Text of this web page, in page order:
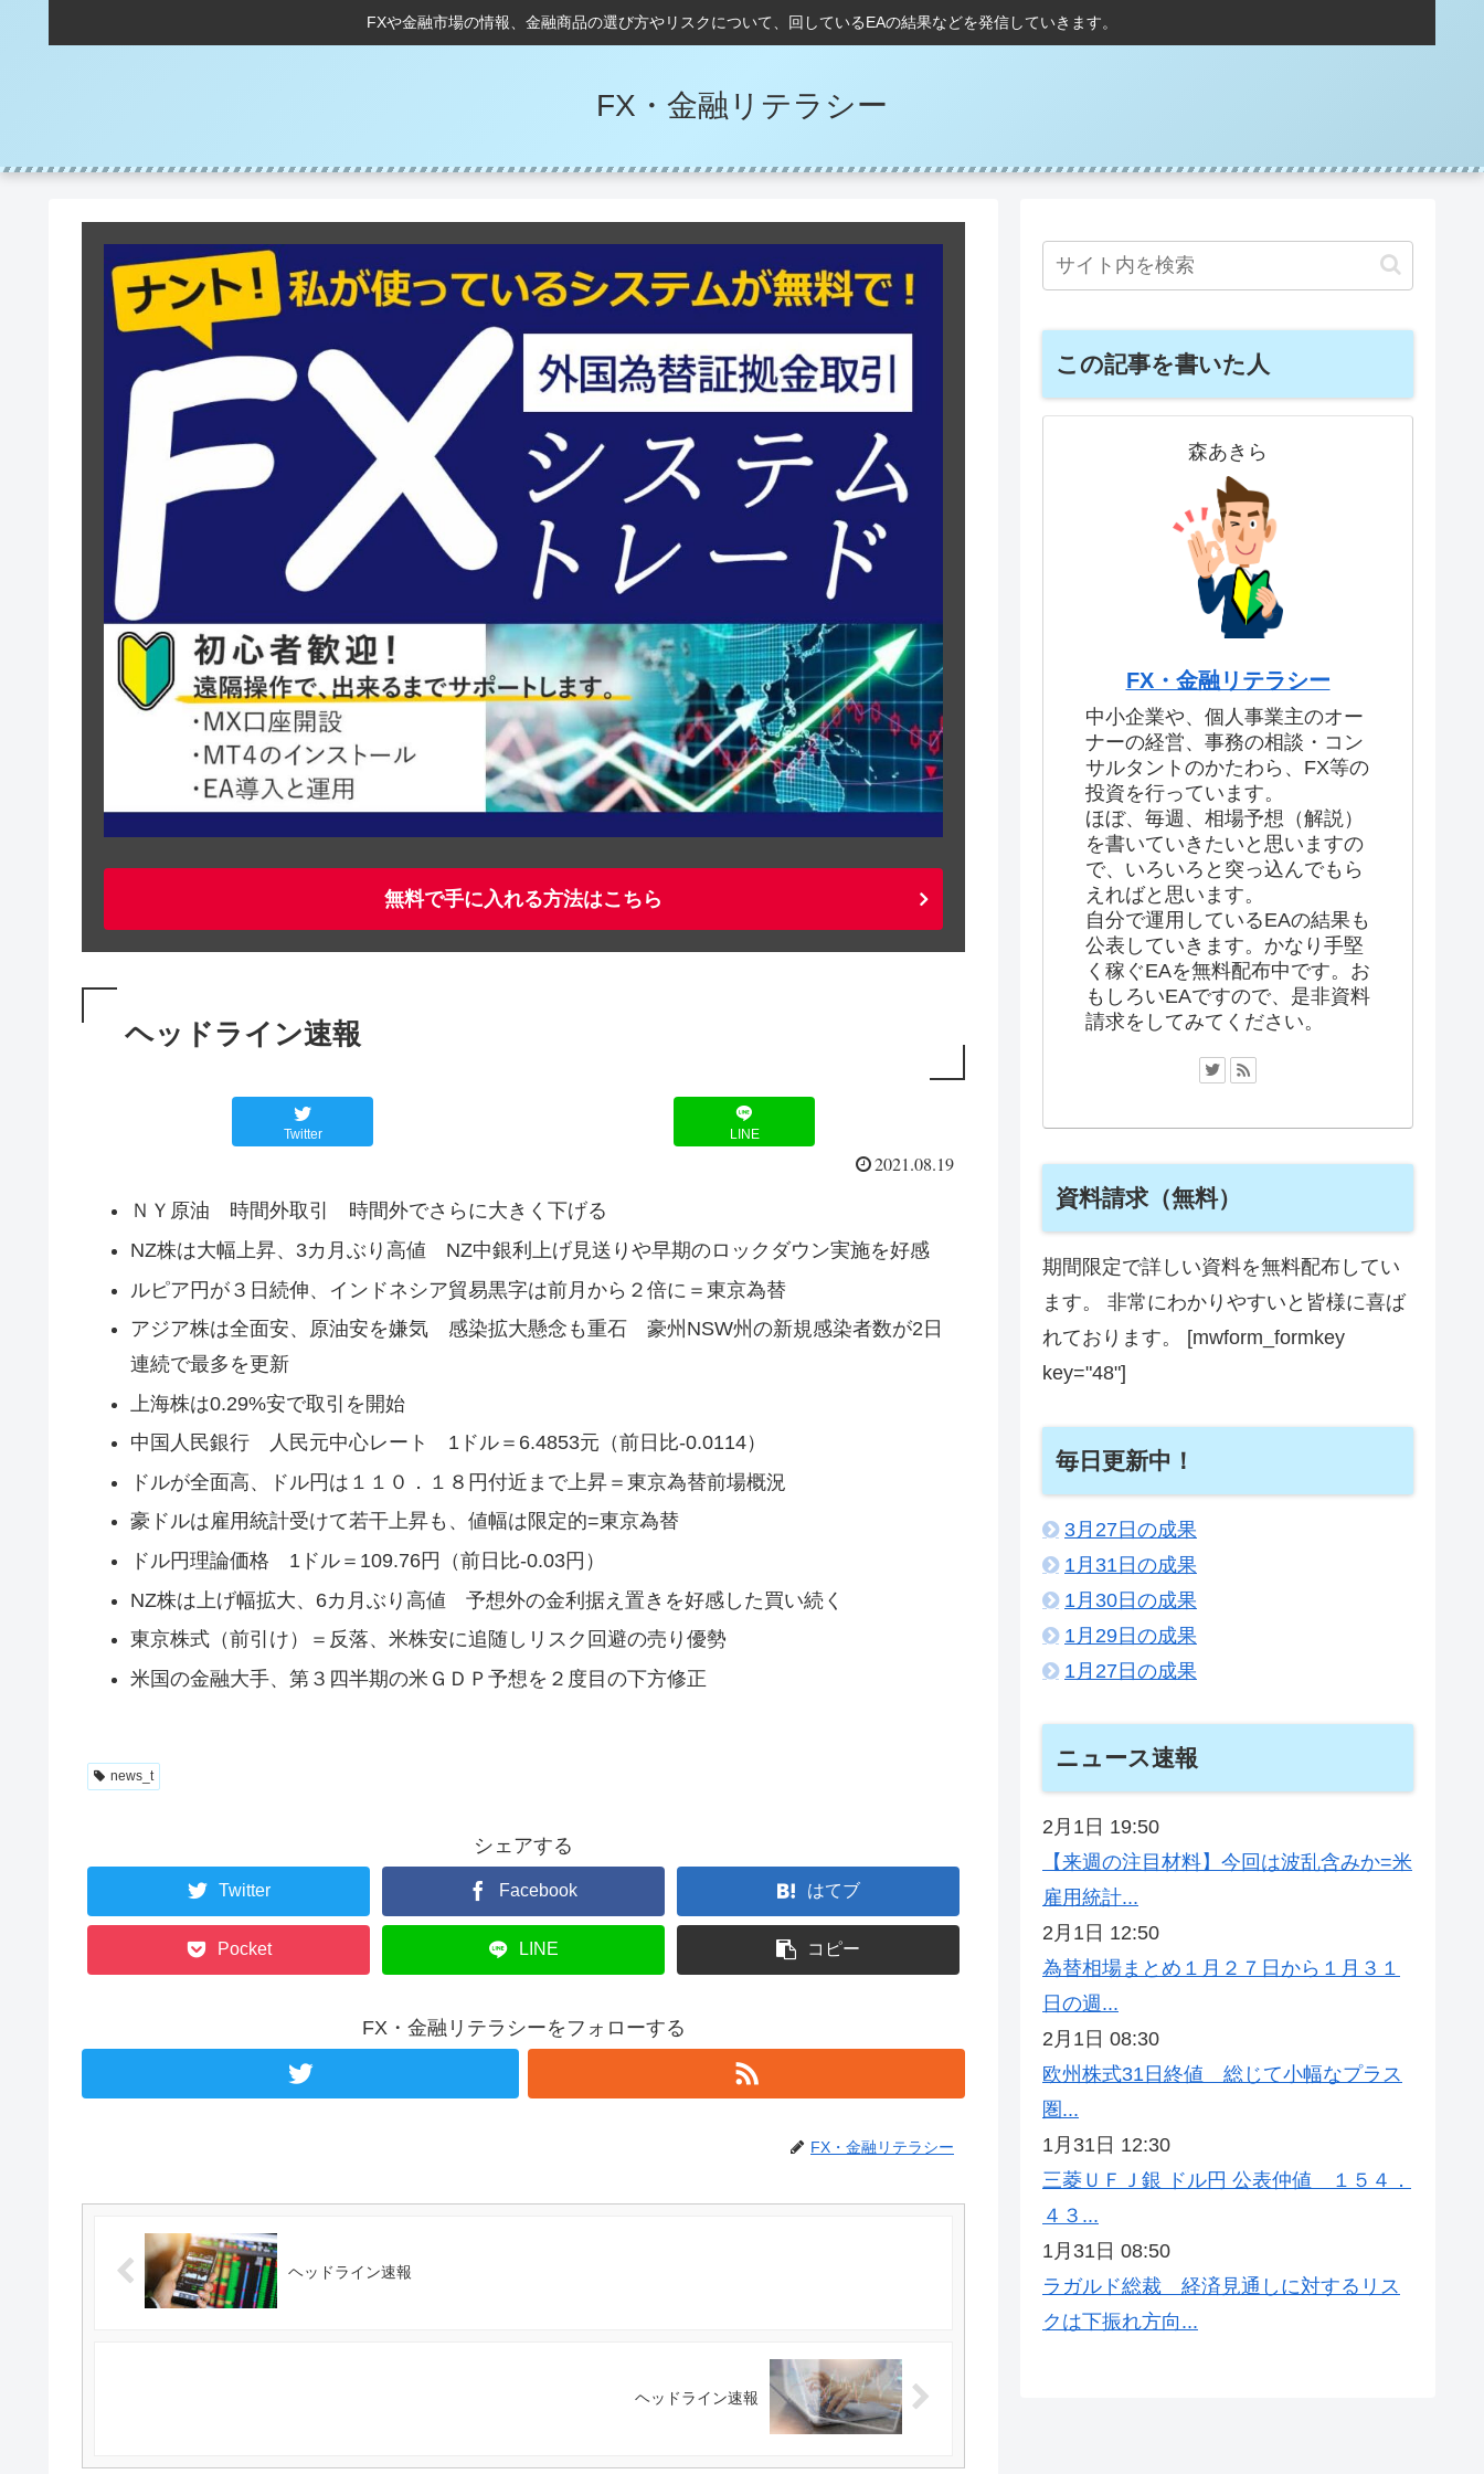
FXや金融市場の情報、金融商品の選び方やリスクについて、回しているEAの結果などを発信していきます。
FX・金融リテラシー
無料で手に入れる方法はこちら
ヘッドライン速報
Twitter LINE
2021.08.19
ＮＹ原油 時間外取引 時間外でさらに大きく下げる
NZ株は大幅上昇、3カ月ぶり高値 NZ中銀利上げ見送りや早期のロックダウン実施を好感
ルピア円が３日続伸、インドネシア貿易黒字は前月から２倍に＝東京為替
アジア株は全面安、原油安を嫌気 感染拡大懸念も重石 豪州NSW州の新規感染者数が2日
連続で最多を更新
上海株は0.29%安で取引を開始
中国人民銀行 人民元中心レート 1ドル＝6.4853元（前日比-0.0114）
ドルが全面高、ドル円は１１０．１８円付近まで上昇＝東京為替前場概況
豪ドルは雇用統計受けて若干上昇も、値幅は限定的=東京為替
ドル円理論価格 1ドル＝109.76円（前日比-0.03円）
NZ株は上げ幅拡大、6カ月ぶり高値 予想外の金利据え置きを好感した買い続く
東京株式（前引け）＝反落、米株安に追随しリスク回避の売り優勢
米国の金融大手、第３四半期の米ＧＤＰ予想を２度目の下方修正
news_t
シェアする
Twitter Facebook はてブ
Pocket LINE コピー
FX・金融リテラシーをフォローする
FX・金融リテラシー
ヘッドライン速報
ヘッドライン速報
この記事を書いた人
森あきら
FX・金融リテラシー
中小企業や、個人事業主のオー
ナーの経営、事務の相談・コン
サルタントのかたわら、FX等の
投資を行っています。
ほぼ、毎週、相場予想（解説）
を書いていきたいと思いますの
で、いろいろと突っ込んでもら
えればと思います。
自分で運用しているEAの結果も
公表していきます。かなり手堅
く稼ぐEAを無料配布中です。お
もしろいEAですので、是非資料
請求をしてみてください。
資料請求（無料）
期間限定で詳しい資料を無料配布してい
ます。 非常にわかりやすいと皆様に喜ば
れております。 [mwform_formkey
key="48"]
毎日更新中！
3月27日の成果
1月31日の成果
1月30日の成果
1月29日の成果
1月27日の成果
ニュース速報
2月1日 19:50
【来週の注目材料】今回は波乱含みか=米
雇用統計...
2月1日 12:50
為替相場まとめ１月２７日から１月３１
日の週...
2月1日 08:30
欧州株式31日終値 総じて小幅なプラス
圏...
1月31日 12:30
三菱ＵＦＪ銀 ドル円 公表仲値 １５４．
４３...
1月31日 08:50
ラガルド総裁 経済見通しに対するリス
クは下振れ方向...